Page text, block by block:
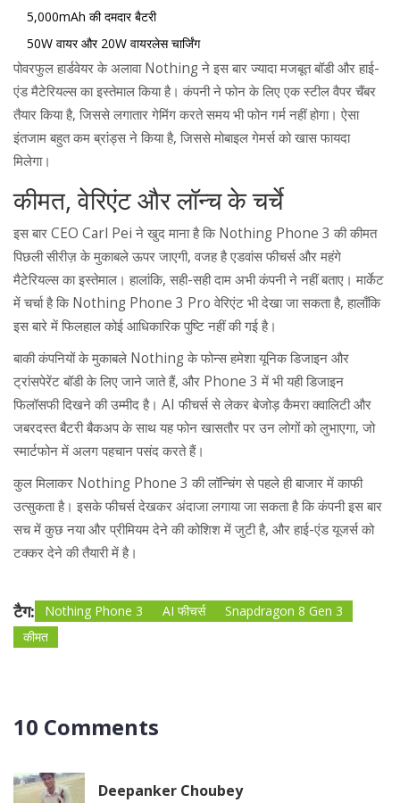
5,000mAh की दमदार बैटरी
50W वायर और 20W वायरलेस चार्जिंग
पोवरफुल हार्डवेयर के अलावा Nothing ने इस बार ज्यादा मजबूत बॉडी और हाई-
एंड मैटेरियल्स का इस्तेमाल किया है। कंपनी ने फोन के लिए एक स्टील वैपर चैंबर
तैयार किया है, जिससे लगातार गेमिंग करते समय भी फोन गर्म नहीं होगा। ऐसा
इंतजाम बहुत कम ब्रांड्स ने किया है, जिससे मोबाइल गेमर्स को खास फायदा
मिलेगा।
कीमत, वेरिएंट और लॉन्च के चर्चे
इस बार CEO Carl Pei ने खुद माना है कि Nothing Phone 3 की कीमत
पिछली सीरीज़ के मुकाबले ऊपर जाएगी, वजह है एडवांस फीचर्स और महंगे
मैटेरियल्स का इस्तेमाल। हालांकि, सही-सही दाम अभी कंपनी ने नहीं बताए। मार्केट
में चर्चा है कि Nothing Phone 3 Pro वेरिएंट भी देखा जा सकता है, हालाँकि
इस बारे में फिलहाल कोई आधिकारिक पुष्टि नहीं की गई है।
बाकी कंपनियों के मुकाबले Nothing के फोन्स हमेशा यूनिक डिजाइन और
ट्रांसपेरेंट बॉडी के लिए जाने जाते हैं, और Phone 3 में भी यही डिजाइन
फिलॉसफी दिखने की उम्मीद है। AI फीचर्स से लेकर बेजोड़ कैमरा क्वालिटी और
जबरदस्त बैटरी बैकअप के साथ यह फोन खासतौर पर उन लोगों को लुभाएगा, जो
स्मार्टफोन में अलग पहचान पसंद करते हैं।
कुल मिलाकर Nothing Phone 3 की लॉन्चिंग से पहले ही बाजार में काफी
उत्सुकता है। इसके फीचर्स देखकर अंदाजा लगाया जा सकता है कि कंपनी इस बार
सच में कुछ नया और प्रीमियम देने की कोशिश में जुटी है, और हाई-एंड यूजर्स को
टक्कर देने की तैयारी में है।
टैग: Nothing Phone 3 AI फीचर्स
Snapdragon 8 Gen 3
कीमत
10 Comments
Deepanker Choubey